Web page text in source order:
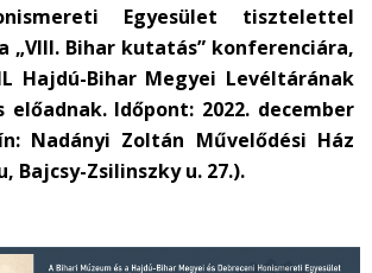
Egyesület tisztelettel
„VIII. Bihar kutatás” konferenciára,
Hajdú-Bihar Megyei Levéltárának
Időpont: 2022. december
Nadányi Zoltán Művelődési Ház
Bajcsy-Zsilinszky u. 27.).